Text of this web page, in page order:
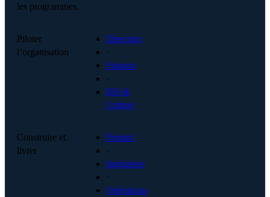
les programmes.
Piloter
l’organisation
Direction
·
Finance
·
RH &
Culture
Construire et
livrer
Produit
·
Ingénierie
·
Opérations